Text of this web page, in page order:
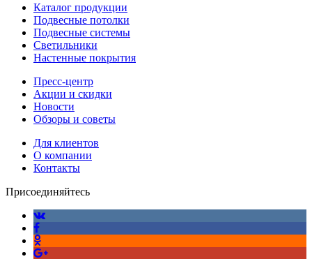
Каталог продукции
Подвесные потолки
Подвесные системы
Светильники
Настенные покрытия
Пресс-центр
Акции и скидки
Новости
Обзоры и советы
Для клиентов
О компании
Контакты
Присоединяйтесь